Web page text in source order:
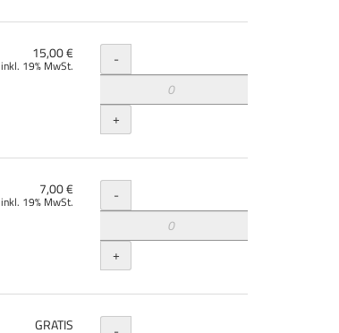
15,00 €
inkl. 19% MwSt. Menge
-
+
7,00 €
inkl. 19% MwSt. Menge
-
+
GRATIS